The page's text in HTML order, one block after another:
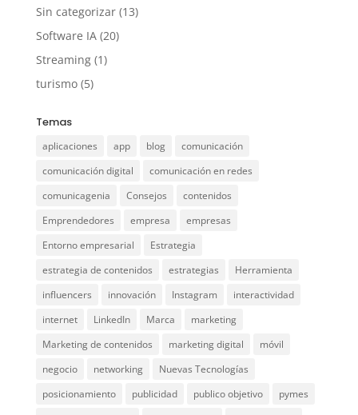
Sin categorizar(13)
Software IA(20)
Streaming(1)
turismo(5)
Temas
aplicaciones app blog
comunicación
comunicación digital
comunicación en redes
comunicagenia
Consejos
contenidos
Emprendedores
empresa
empresas
Entorno empresarial
Estrategia
estrategia de contenidos
estrategias
Herramienta
influencers
innovación Instagram
interactividad
internet
LinkedIn Marca
marketing
Marketing de contenidos
marketing digital
móvil
negocio
networking
Nuevas Tecnologías
posicionamiento
publicidad publico objetivo
pymes